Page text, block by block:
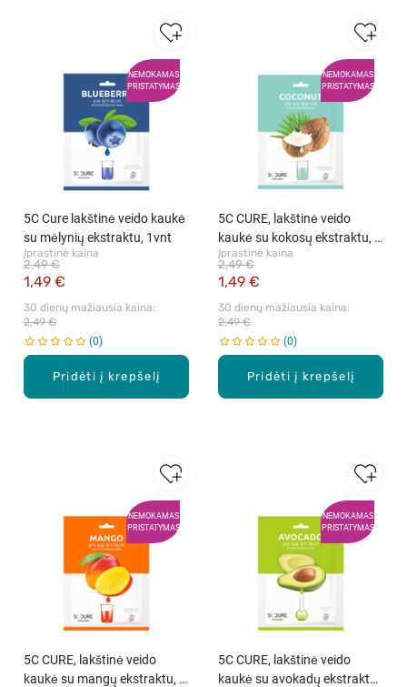
NEMOKAMAS
PRISTATYMAS
Pridėti į krepšelį
5C Cure lakštinė veido kaukė
su mėlynių ekstraktu, 1vnt
Įprastinė kaina
1,49 €
2,49 €
30 dienų mažiausia kaina:
2,49 €
0
NEMOKAMAS
PRISTATYMAS
Pridėti į krepšelį
5C CURE, lakštinė veido
kaukė su kokosų ekstraktu, 1
vnt
Įprastinė kaina
1,49 €
2,49 €
30 dienų mažiausia kaina:
2,49 €
0
NEMOKAMAS
PRISTATYMAS
5C CURE, lakštinė veido
kaukė su mangų ekstraktu, 1
NEMOKAMAS
PRISTATYMAS
5C CURE, lakštinė veido
kaukė su avokadų ekstraktu,